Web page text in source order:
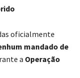
oficialmente
mandado de
a Operação